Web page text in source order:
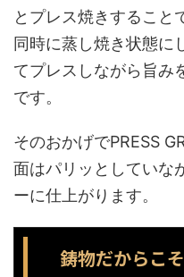
とプレス焼きすること
同時に蒸し焼き状態に
てプレスしながら旨み
です。
そのおかげでPRESS
面はパリッとしていな
ーに仕上がります。
鋳物だからこ